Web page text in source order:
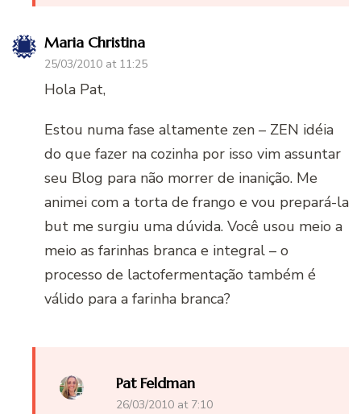
Maria Christina
25/03/2010 at 11:25
Hola Pat,
Estou numa fase altamente zen – ZEN idéia
do que fazer na cozinha por isso vim assuntar
seu Blog para não morrer de inanição. Me
animei com a torta de frango e vou prepará-la
but me surgiu uma dúvida. Você usou meio a
meio as farinhas branca e integral – o
processo de lactofermentação também é
válido para a farinha branca?
Pat Feldman
26/03/2010 at 7:10